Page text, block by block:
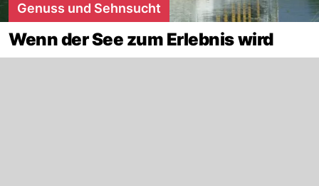
Genuss und Sehnsucht
Wenn der See zum Erlebnis wird